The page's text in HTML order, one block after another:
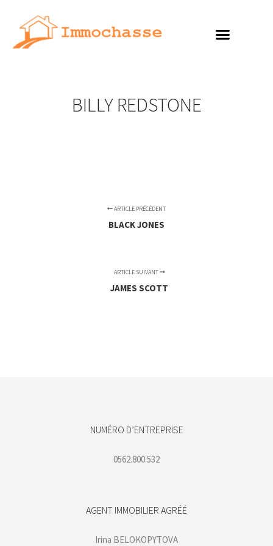
BILLY REDSTONE
ARTICLE PRÉCÉDENT
BLACK JONES
ARTICLE SUIVANT
JAMES SCOTT
NUMÉRO D’ENTREPRISE
0562.800.532
AGENT IMMOBILIER AGRÉÉ
Irina BELOKOPYTOVA